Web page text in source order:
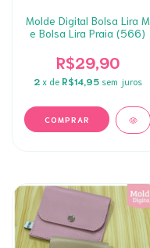
Molde Digital Bolsa Lira M
e Bolsa Lira Praia (566)
R$29,90
2 x de R$14,95 sem juros